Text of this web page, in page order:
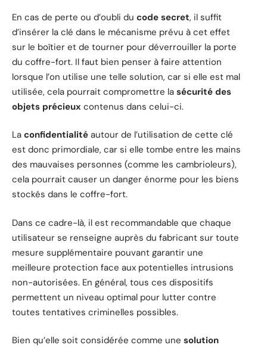
En cas de perte ou d’oubli du code secret, il suffit
d’insérer la clé dans le mécanisme prévu à cet effet
sur le boîtier et de tourner pour déverrouiller la porte
du coffre-fort. Il faut bien penser à faire attention
lorsque l’on utilise une telle solution, car si elle est mal
utilisée, cela pourrait compromettre la sécurité des
objets précieux contenus dans celui-ci.
La confidentialité autour de l’utilisation de cette clé
est donc primordiale, car si elle tombe entre les mains
des mauvaises personnes (comme les cambrioleurs),
cela pourrait causer un danger énorme pour les biens
stockés dans le coffre-fort.
Dans ce cadre-là, il est recommandable que chaque
utilisateur se renseigne auprès du fabricant sur toute
mesure supplémentaire pouvant garantir une
meilleure protection face aux potentielles intrusions
non-autorisées. En général, tous ces dispositifs
permettent un niveau optimal pour lutter contre
toutes tentatives criminelles possibles.
Bien qu’elle soit considérée comme une solution